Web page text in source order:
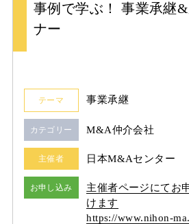
事例で学ぶ！ 事業承継
ナー
カテゴリー M&A仲介会社
テーマ 事業承継
主催者 日本M&Aセンター
お申し込み
主催者ページにてお
けます
https://www.nihon-